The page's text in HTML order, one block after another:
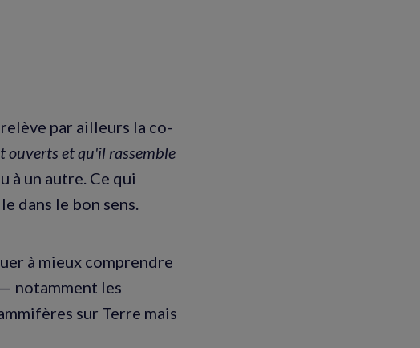
relève par ailleurs la co-
ouverts et qu'il rassemble
à un autre. Ce qui
dans le bon sens.
à mieux comprendre
notamment les
sur Terre mais